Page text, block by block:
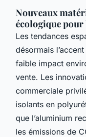
Nouveaux
écologique pour
Les tendances
désormais
faible impact
vente. Les
commerciale
isolants en
que l’aluminium
les émissions de